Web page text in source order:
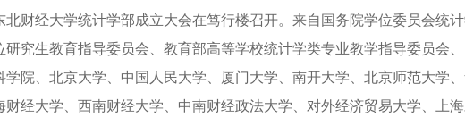
北财经大学统计学部成立大会在笃行楼召开。来自国务院学位委员会统
研究生教育指导委员会、教育部高等学校统计学类专业教学指导委员会
学院、北京大学、中国人民大学、厦门大学、南开大学、北京师范大学
财经大学、西南财经大学、中南财经政法大学、对外经济贸易大学、上